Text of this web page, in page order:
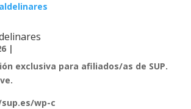
|
exclusiva para afiliados/as de SUP.
wp-c